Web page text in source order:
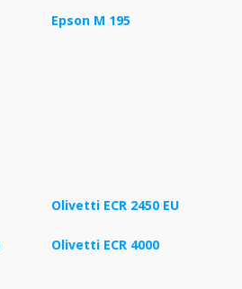
Epson M 195
Olivetti ECR 2450 EU
Olivetti ECR 4000